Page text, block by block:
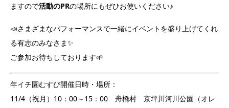
ますので活動のPRの場所にもぜひお使いください♪
📣さまざまなパフォーマンスで一緒にイベントを盛り上げてくれ
る有志のみなさま✨
ご参加お待ちしております🌱
年イチ園むすび開催日時・場所：
11/4（祝月）10：00～15：00 舟橋村 京坪川河川公園（オレ